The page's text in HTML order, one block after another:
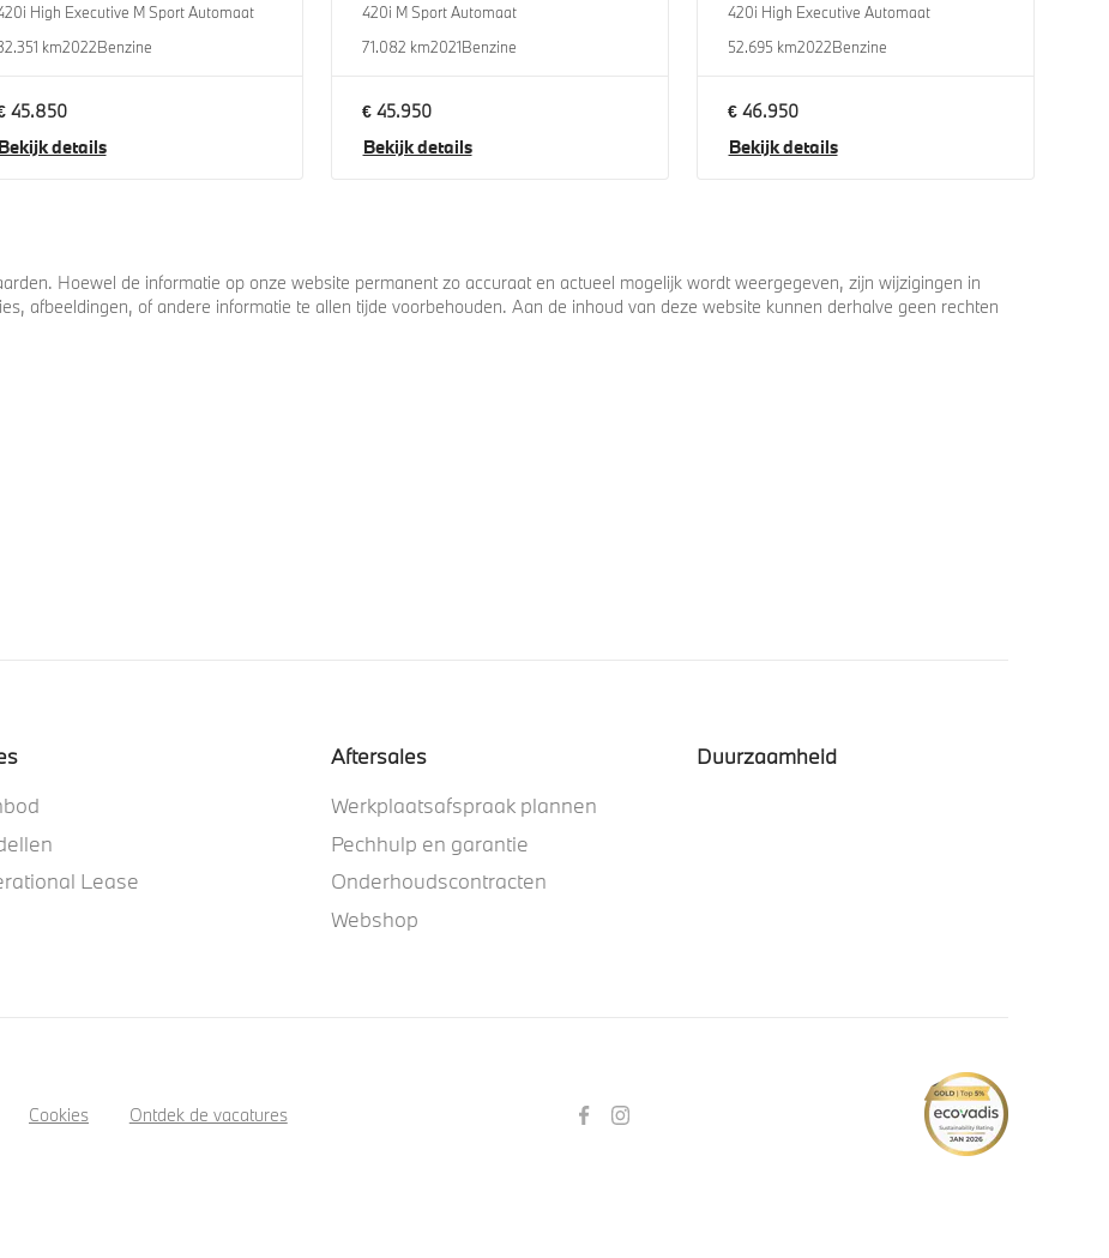
High Executive M Sport Automaat
km2022Benzine
45.850
Bekijk details
420i M Sport Automaat
71.082 km2021Benzine
€ 45.950
Bekijk details
420i High Executive Automaat
52.695 km2022Benzine
€ 46.950
Bekijk details
Hoewel de informatie op onze website permanent zo accuraat en actueel mogelijk wordt weergegeven, zijn wijzigingen in
afbeeldingen, of andere informatie te allen tijde voorbehouden. Aan de inhoud van deze website kunnen derhalve geen rechten
Lease
Aftersales
Werkplaatsafspraak plannen
Pechhulp en garantie
Onderhoudscontracten
Webshop
Duurzaamheid
Cookies Ontdek de vacatures